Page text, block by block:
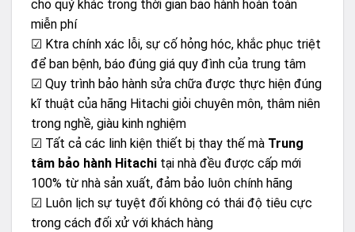
cho quý khác trong thời gian bảo hành hoàn toàn
miễn phí
☑ Ktra chính xác lỗi, sự cố hỏng hóc, khắc phục triệt
để ban bệnh, báo đúng giá quy đình của trung tâm
☑ Quy trình bảo hành sửa chữa được thực hiện đúng
kĩ thuật của hãng Hitachi giỏi chuyên môn, thâm niên
trong nghề, giàu kinh nghiệm
☑ Tất cả các linh kiện thiết bị thay thế mà Trung
tâm bảo hành Hitachi tại nhà đều được cấp mới
100% từ nhà sản xuất, đảm bảo luôn chính hãng
☑ Luôn lịch sự tuyệt đối không có thái độ tiêu cực
trong cách đối xử với khách hàng